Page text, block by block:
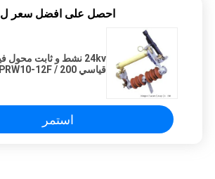
احصل على افضل سعر ل
قياسي PRW10-12F / 200 نوع
استمر